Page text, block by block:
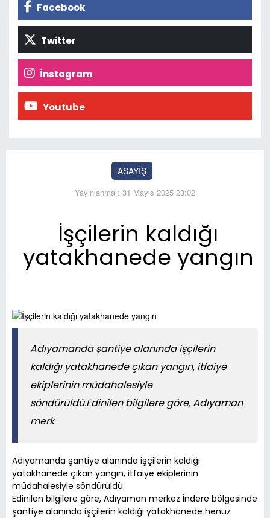
Facebook
Twitter
İnstagram
Youtube
ASAYİŞ
Yayınlanma : 31 Mayıs 2025 23:02
İşçilerin kaldığı
yatakhanede yangın
Adıyamanda şantiye alanında işçilerin
kaldığı yatakhanede çıkan yangın, itfaiye
ekiplerinin müdahalesiyle
söndürüldü.Edinilen bilgilere göre, Adıyaman
merk
Adıyamanda şantiye alanında işçilerin kaldığı
yatakhanede çıkan yangın, itfaiye ekiplerinin
müdahalesiyle söndürüldü.
Edinilen bilgilere göre, Adıyaman merkez İndere bölgesinde
şantiye alanında işçilerin kaldığı yatakhanede henüz